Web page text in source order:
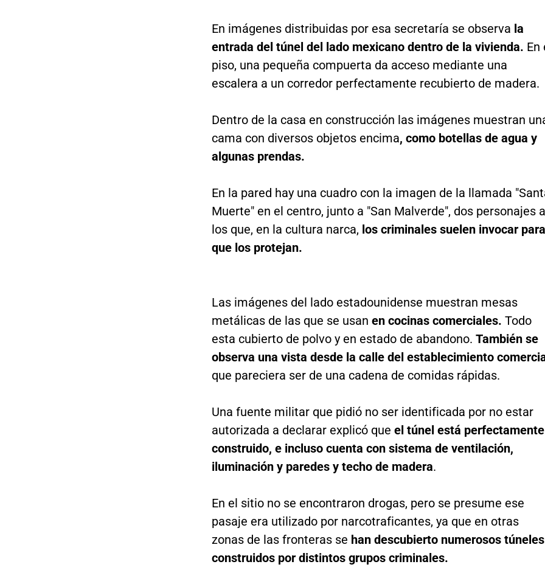
En imágenes distribuidas por esa secretaría se observa la
entrada del túnel del lado mexicano dentro de la vivienda. En
piso, una pequeña compuerta da acceso mediante una
escalera a un corredor perfectamente recubierto de madera.
Dentro de la casa en construcción las imágenes muestran
cama con diversos objetos encima, como botellas de agua y
algunas prendas.
En la pared hay una cuadro con la imagen de la llamada
Muerte" en el centro, junto a "San Malverde", dos personajes a
los que, en la cultura narca, los criminales suelen invocar para
que los protejan.
Las imágenes del lado estadounidense muestran mesas
metálicas de las que se usan en cocinas comerciales. Todo
esta cubierto de polvo y en estado de abandono. También se
observa una vista desde la calle del establecimiento
que pareciera ser de una cadena de comidas rápidas.
Una fuente militar que pidió no ser identificada por no estar
autorizada a declarar explicó que el túnel está perfectamente
construido, e incluso cuenta con sistema de ventilación,
iluminación y paredes y techo de madera.
En el sitio no se encontraron drogas, pero se presume ese
pasaje era utilizado por narcotraficantes, ya que en otras
zonas de las fronteras se han descubierto numerosos túneles
construidos por distintos grupos criminales.